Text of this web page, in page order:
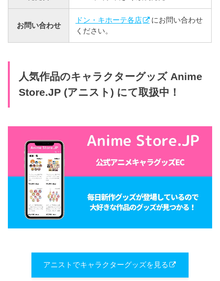
お問い合わせ
ドン・キホーテ各店
にお問い合わせ
ください。
人気作品のキャラクターグッズ Anime
Store.JP (アニスト) にて取扱中！
アニストでキャラクターグッズを見る